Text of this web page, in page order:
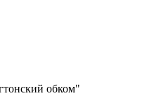
обком"